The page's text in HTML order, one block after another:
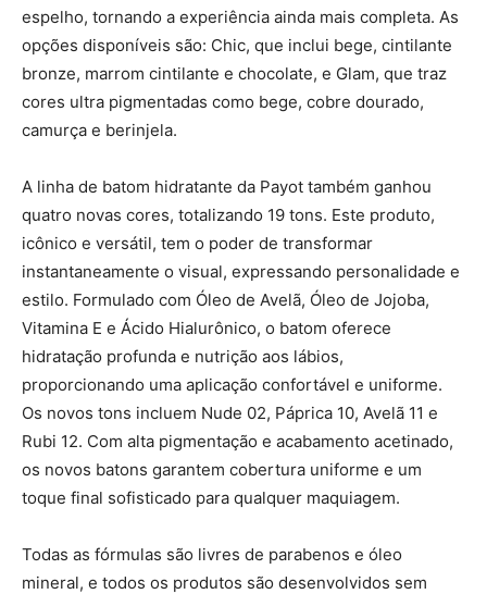
espelho, tornando a experiência ainda mais completa. As
opções disponíveis são: Chic, que inclui bege, cintilante
bronze, marrom cintilante e chocolate, e Glam, que traz
cores ultra pigmentadas como bege, cobre dourado,
camurça e berinjela.
A linha de batom hidratante da Payot também ganhou
quatro novas cores, totalizando 19 tons. Este produto,
icônico e versátil, tem o poder de transformar
instantaneamente o visual, expressando personalidade e
estilo. Formulado com Óleo de Avelã, Óleo de Jojoba,
Vitamina E e Ácido Hialurônico, o batom oferece
hidratação profunda e nutrição aos lábios,
proporcionando uma aplicação confortável e uniforme.
Os novos tons incluem Nude 02, Páprica 10, Avelã 11 e
Rubi 12. Com alta pigmentação e acabamento acetinado,
os novos batons garantem cobertura uniforme e um
toque final sofisticado para qualquer maquiagem.
Todas as fórmulas são livres de parabenos e óleo
mineral, e todos os produtos são desenvolvidos sem